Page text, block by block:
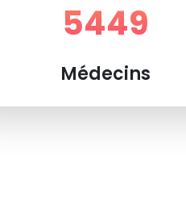
5449
Médecins